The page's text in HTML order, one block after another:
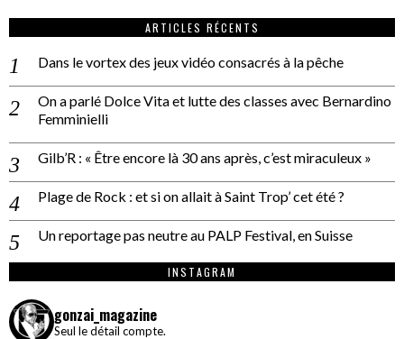
ARTICLES RÉCENTS
Dans le vortex des jeux vidéo consacrés à la pêche
On a parlé Dolce Vita et lutte des classes avec Bernardino
Femminielli
Gilb’R : « Être encore là 30 ans après, c’est miraculeux »
Plage de Rock : et si on allait à Saint Trop’ cet été ?
Un reportage pas neutre au PALP Festival, en Suisse
INSTAGRAM
gonzai_magazine
Seul le détail compte.